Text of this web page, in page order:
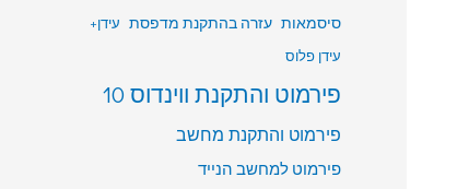
סיסמאות עזרה בהתקנת מדפסת עידן+
עידן פלוס
פירמוט והתקנת ווינדוס 10
פירמוט והתקנת מחשב
פירמוט למחשב הנייד